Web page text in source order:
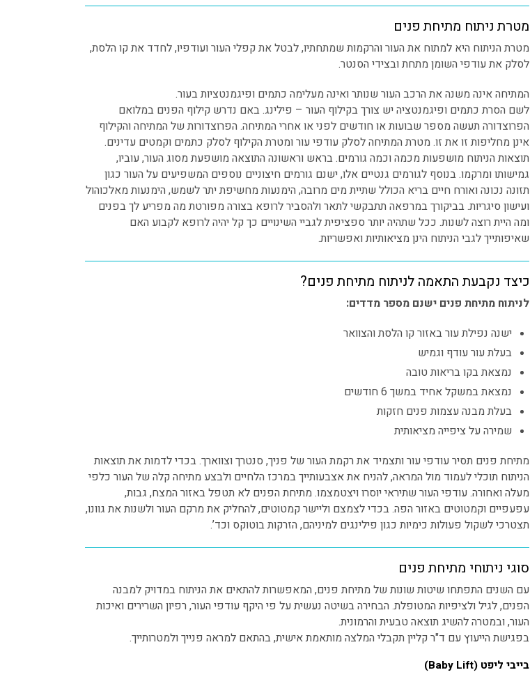
מטרת ניתוח מתיחת פנים
מטרת הניתוח היא למתוח את העור והרקמות שמתחתיו, לבטל את קפלי העור ועודפיו, לחדד את קו הלסת,
לסלק את עודפי השומן מתחת ובצידי הסנטר.
המתיחה אינה משנה את הרכב העור שנותר ואינה מעלימה כתמים ופיגמנטציות בעור.
לשם הסרת כתמים ופיגמנטציה יש צורך בקילוף העור – פילינג. באם נדרש קילוף הפנים במלואם
הפרוצדורה תעשה מספר שבועות או חודשים לפני או אחרי המתיחה. הפרוצדורות של המתיחה והקילוף
אינן מחליפות זו את זו. מטרת המתיחה לסלק עודפי עור ומטרת הקילוף לסלק כתמים וקמטים עדינים.
תוצאות הניתוח מושפעות מכמה וכמה גורמים. בראש וראשונה התוצאה מושפעת מסוג העור, עוביו,
גמישותו ומרקמו. בנוסף לגורמים גנטיים אלו, ישנם גורמים חיצוניים נוספים המשפיעים על העור כגון
תזונה נכונה ואורח חיים בריא הכולל שתיית מים מרובה, הימנעות מחשיפת יתר לשמש, הימנעות מאלכוהול
ועישון סיגריות. בביקורך במרפאה תתבקשי לתאר ולהסביר לרופא בצורה מפורטת מה מפריע לך בפנים
ומה היית רוצה לשנות. ככל שתהיה יותר ספציפית לגביי השינויים כך קל יהיה לרופא לקבוע האם
שאיפותייך לגבי הניתוח הינן מציאותיות ואפשריות.
כיצד נקבעת התאמה לניתוח מתיחת פנים?
לניתוח מתיחת פנים ישנם מספר מדדים:
ישנה נפילת עור באזור קו הלסת והצוואר
בעלת עור עודף וגמיש
נמצאת בקו בריאות טובה
נמצאת במשקל אחיד במשך 6 חודשים
בעלת מבנה עצמות פנים חזקות
שמירה על ציפייה מציאותית
מתיחת פנים תסיר עודפי עור ותצמיד את רקמת העור של פניך, סנטרך וצווארך. בכדי לדמות את תוצאות
הניתוח תוכלי לעמוד מול המראה, להניח את אצבעותייך במרכז הלחיים ולבצע מתיחה קלה של העור כלפי
מעלה ואחורה. עודפי העור שתיראי יוסרו ויצטמצמו. מתיחת הפנים לא תטפל באזור המצח, גבות,
עפעפיים וקמטוטים באזור הפה. בכדי לצמצם וליישר קמטוטים, להחליק את מרקם העור ולשנות את גוונו,
תצטרכי לשקול פעולות כימיות כגון פילינגים למיניהם, הזרקות בוטוקס וכד’.
סוגי ניתוחי מתיחת פנים
עם השנים התפתחו שיטות שונות של מתיחת פנים, המאפשרות להתאים את הניתוח במדויק למבנה
הפנים, לגיל ולציפיות המטופלת. הבחירה בשיטה נעשית על פי היקף עודפי העור, רפיון השרירים ואיכות
העור, ובמטרה להשיג תוצאה טבעית והרמונית.
בפגישת הייעוץ עם ד"ר קליין תקבלי המלצה מותאמת אישית, בהתאם למראה פנייך ולמטרותייך.
בייבי ליפט (Baby Lift)